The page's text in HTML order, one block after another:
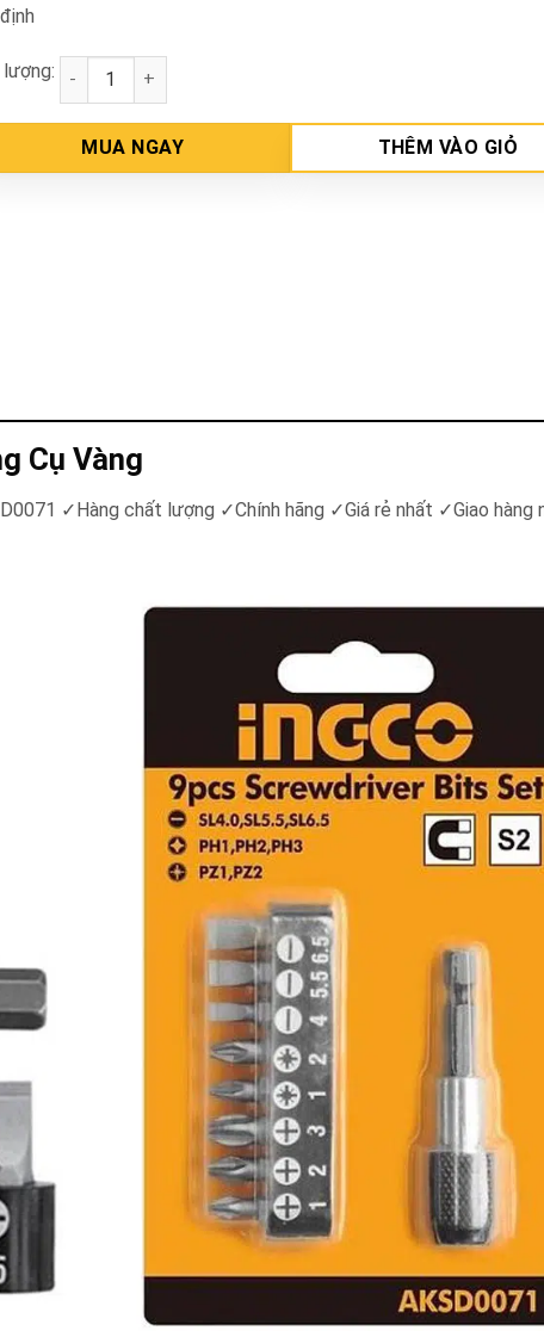
định
Bộ 9 đầu tua vít INGCO AKSD0071 số lượng
MUA NGAY THÊM VÀO GIỎ
Cụ Vàng
✓Hàng chất lượng ✓Chính hãng ✓Giá rẻ nhất ✓Giao hàng